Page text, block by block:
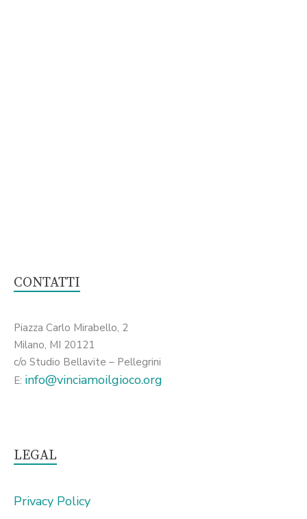
CONTATTI
Piazza Carlo Mirabello, 2
Milano, MI 20121
c/o Studio Bellavite – Pellegrini
E: info@vinciamoilgioco.org
LEGAL
Privacy Policy